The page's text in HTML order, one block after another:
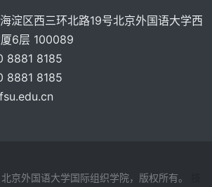
淀区西三环北路19号北京外国语大学西
6层 100089
8881 8185
8881 8185
京外国语大学国际组织学院，版权所有。